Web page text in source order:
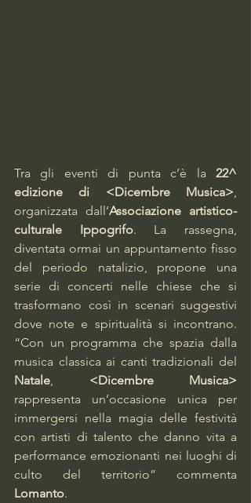
Tra gli eventi di punta c’è la 22^
edizione di <Dicembre Musica>
organizzata dall’Associazione artistico-
culturale Ippogrifo. La rassegna,
diventata ormai un appuntamento fisso
del periodo natalizio, propone una
serie di concerti nelle chiese che si
trasformano così in scenari suggestivi
dove note e spiritualità si incontrano.
“Con un programma che spazia dalla
Natale
<Dicembre Musica>
rappresenta un’occasione unica per
immergersi nella magia delle festività
con artisti di talento che danno vita a
performance emozionanti nei luoghi di
Lomanto.